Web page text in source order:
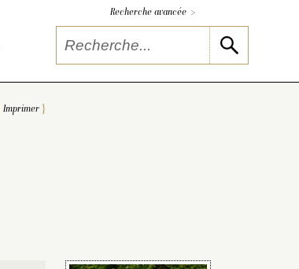
Recherche avancée >
Imprimer